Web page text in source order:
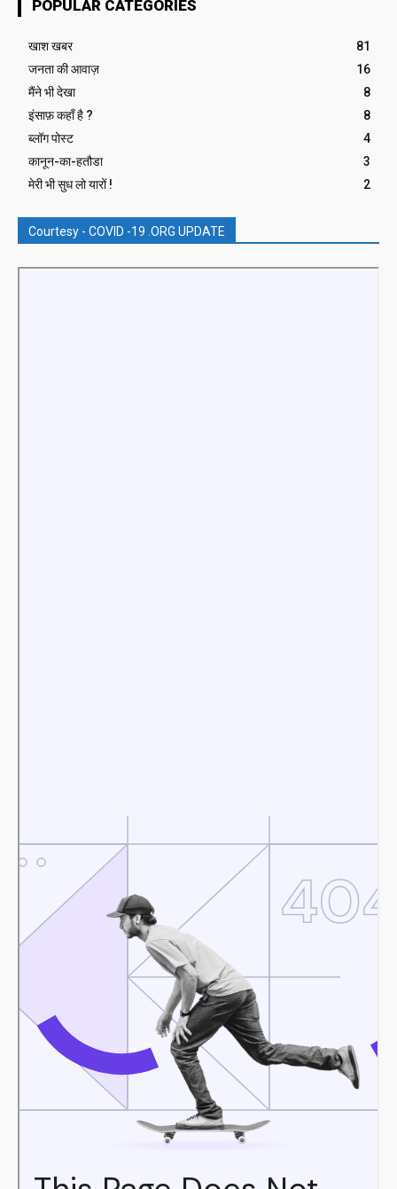
POPULAR CATEGORIES
खाश खबर
81
जनता की आवाज़
16
मैंने भी देखा
8
इंसाफ़ कहाँ है ?
8
ब्लॉग पोस्ट
4
कानून-का-हतौडा
3
मेरी भी सुध लो यारों !
2
Courtesy - COVID -19 .ORG UPDATE